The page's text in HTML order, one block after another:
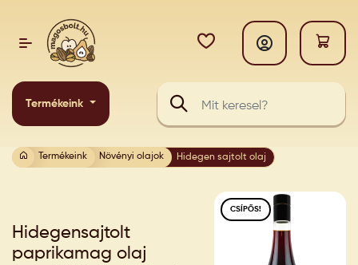
Termékeink
Termékeink Növényi olajok Hidegen sajtolt olaj
Hidegensajtolt
paprikamag olaj
CSÍPŐS!